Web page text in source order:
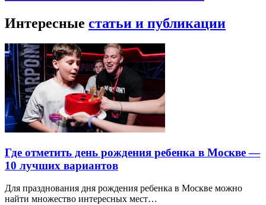
Интересные статьи и публикации
Где отметить день рождения ребенка в Москве —
10 лучших вариантов
Для празднования дня рождения ребенка в Москве можно
найти множество интересных мест…